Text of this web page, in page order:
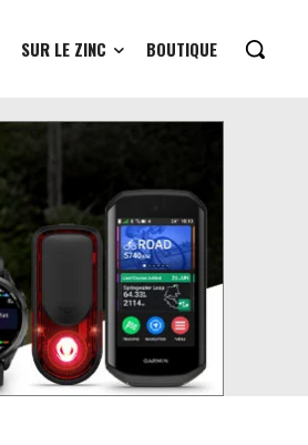
SUR LE ZINC BOUTIQUE